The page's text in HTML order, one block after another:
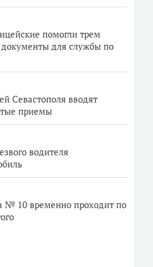
помогли трем
для службы по
Севастополя вводят
приемы
водителя
№ 10 временно проходит по